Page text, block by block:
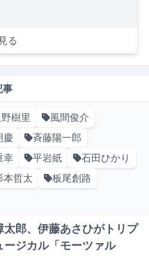
る
事
樹里
風間俊介
慶
斉藤陽一郎
幸 平岩紙
石田ひかり
本哲太
板尾創路
太郎、伊藤あさひがトリプ
ージカル「モーツァル